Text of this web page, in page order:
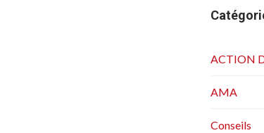
ACTION
AMA
Conseils